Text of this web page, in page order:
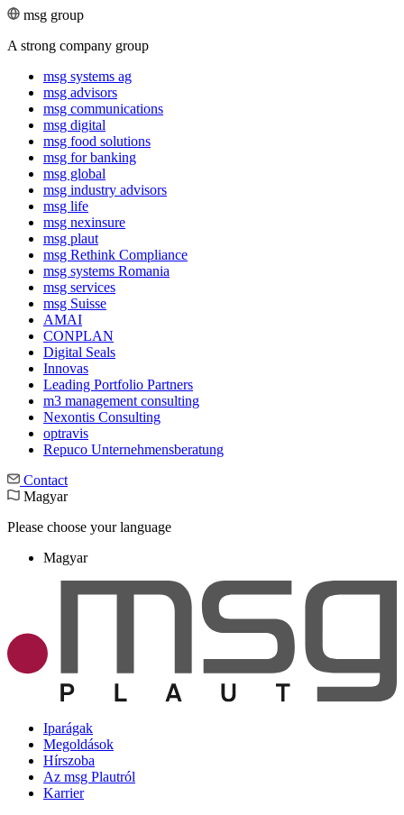
msg group
A strong company group
msg systems ag
msg advisors
msg commu­ni­ca­tions
msg digital
msg food solutions
msg for banking
msg global
msg industry advisors
msg life
msg nexinsure
msg plaut
msg Rethink Compli­ance
msg systems Romania
msg services
msg Suisse
AMAI
CONPLAN
Digital Seals
Innovas
Leading Port­folio Partners
m3 manage­ment consul­ting
Nexontis Consulting
optravis
Repuco Unternehmensberatung
Contact
Magyar
Please choose your language
Magyar
Iparágak
Megoldások
Hírszoba
Az msg Plautról
Karrier